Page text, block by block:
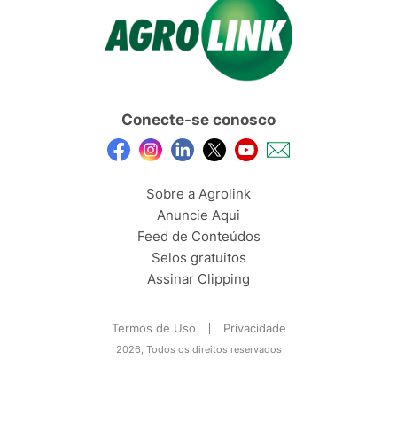
Conecte-se conosco
Sobre a Agrolink
Anuncie Aqui
Feed de Conteúdos
Selos gratuitos
Assinar Clipping
Termos de Uso Privacidade
2026, Todos os direitos reservados